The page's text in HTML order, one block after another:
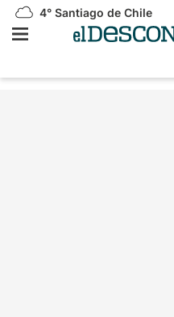
4° Santiago de Chile